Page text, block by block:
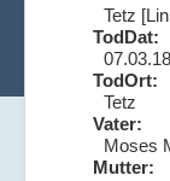
Tetz
TodDat:
TodOrt:
Tetz
Vater:
Moses
Mutter: